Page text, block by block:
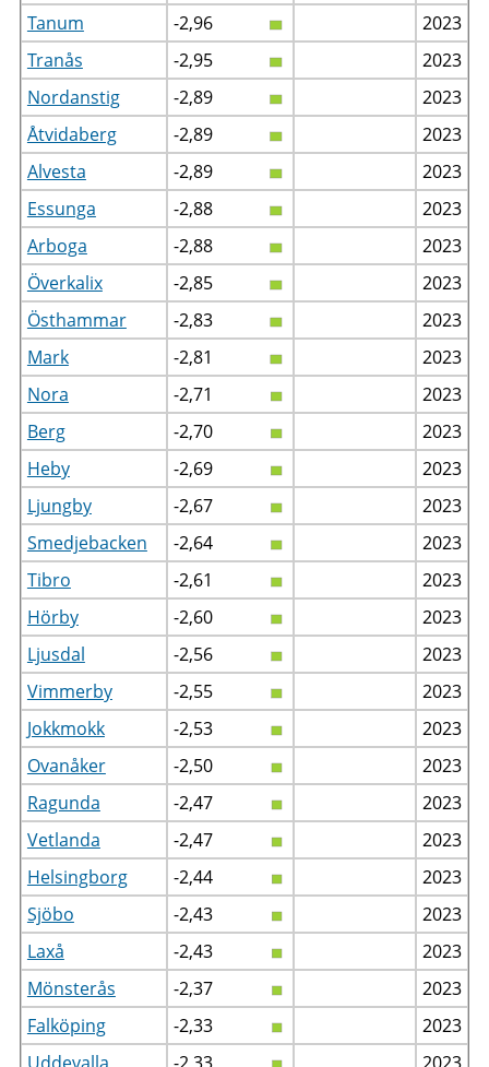
Tanum
-2,96
2023
Tranås
-2,95
2023
Nordanstig
-2,89
2023
Åtvidaberg
-2,89
2023
Alvesta
-2,89
2023
Essunga
-2,88
2023
Arboga
-2,88
2023
Överkalix
-2,85
2023
Östhammar
-2,83
2023
Mark
-2,81
2023
Nora
-2,71
2023
Berg
-2,70
2023
Heby
-2,69
2023
Ljungby
-2,67
2023
Smedjebacken
-2,64
2023
Tibro
-2,61
2023
Hörby
-2,60
2023
Ljusdal
-2,56
2023
Vimmerby
-2,55
2023
Jokkmokk
-2,53
2023
Ovanåker
-2,50
2023
Ragunda
-2,47
2023
Vetlanda
-2,47
2023
Helsingborg
-2,44
2023
Sjöbo
-2,43
2023
Laxå
-2,43
2023
Mönsterås
-2,37
2023
Falköping
-2,33
2023